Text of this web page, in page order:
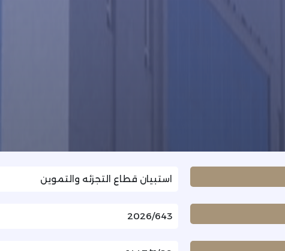
استبيان قطاع التجزئه والتموين
2026/643